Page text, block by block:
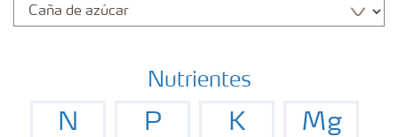
Portafolio de Agricultura Digital
Almacenaje y manejo de fertilizantes
Cultivos
Nutrientes
N P K Mg